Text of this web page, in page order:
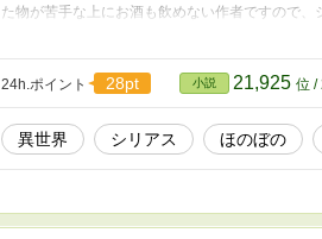
た物が苦手な上にお酒も飲めない作者ですので
きませんが、コツコツと続けて参ります。 まだ
※※※※※※※※※※※※※※※※※※※※※※※※ 前作《
物語〜》も引き続き、投稿しております。 ほの
作品ですのでお手柔らかに
24h.ポイント 28pt 小説 21,925 位 /
異世界 シリアス ほのぼの